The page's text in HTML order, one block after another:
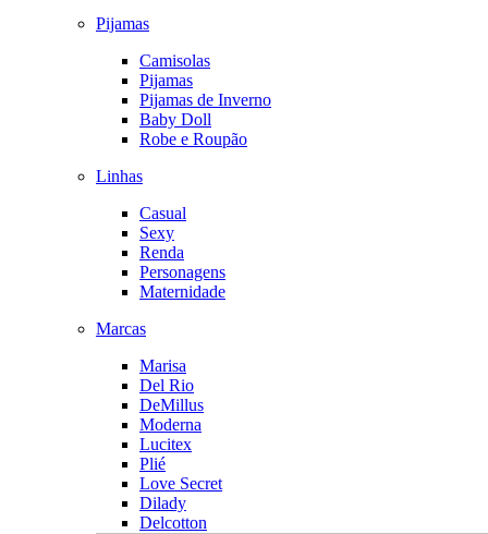
Pijamas
Camisolas
Pijamas
Pijamas de Inverno
Baby Doll
Robe e Roupão
Linhas
Casual
Sexy
Renda
Personagens
Maternidade
Marcas
Marisa
Del Rio
DeMillus
Moderna
Lucitex
Plié
Love Secret
Dilady
Delcotton